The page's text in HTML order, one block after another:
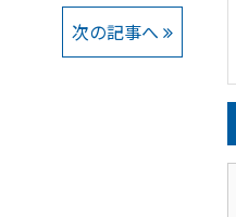
次の記事へ